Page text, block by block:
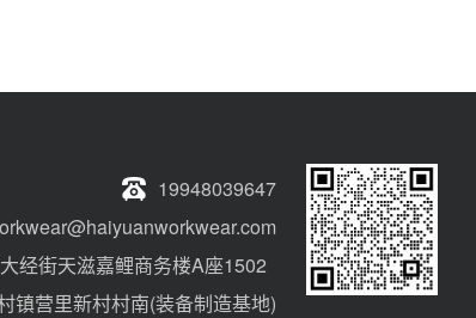
19948039647
经街天滋嘉鲤商务楼A座1502
镇营里新村村南(装备制造基地)